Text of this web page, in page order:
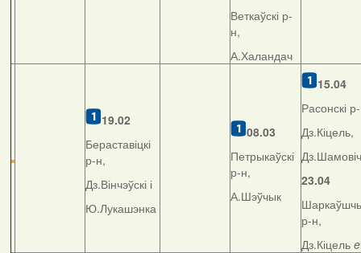
Веткаўскі р-
н,
А.Халандач
19.02
Бераставіцкі
р-н,
Дз.Вінчэўскі і
Ю.Лукашэнка
08.03
Петрыкаўскі
р-н,
А.Шэўчык
15.04
Расонскі
Дз.Кіцель,
Дз.Шамовіч
23.04
р-н,
Дз.Кіцель